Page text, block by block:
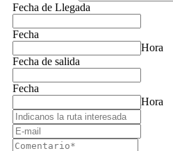
Fecha de Llegada
Fecha
Hora
Fecha de salida
Fecha
Hora